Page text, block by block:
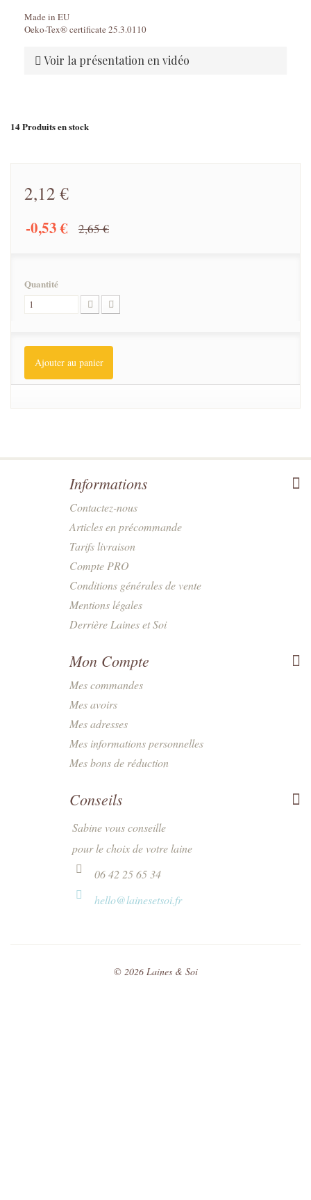
Made in EU
Oeko-Tex® certificate 25.3.0110
Voir la présentation en vidéo
14Produits en stock
2,12 €
-0,53 € 2,65 €
Quantité
Ajouter au panier
Informations
Contactez-nous
Articles en précommande
Tarifs livraison
Compte PRO
Conditions générales de vente
Mentions légales
Derrière Laines et Soi
© 2026Laines & Soi
Mon Compte
Mes commandes
Mes avoirs
Mes adresses
Mes informations personnelles
Mes bons de réduction
Conseils
Sabine vous conseille
pour le choix de votre laine
06 42 25 65 34
hello@lainesetsoi.fr